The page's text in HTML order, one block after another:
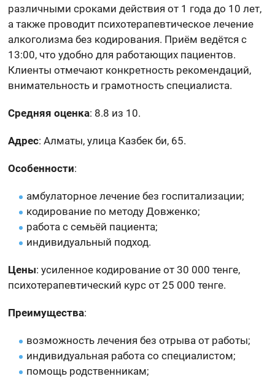
различными сроками действия от 1 года до 10 лет,
а также проводит психотерапевтическое лечение
алкоголизма без кодирования. Приём ведётся с
13:00, что удобно для работающих пациентов.
Клиенты отмечают конкретность рекомендаций,
внимательность и грамотность специалиста.
Средняя оценка: 8.8 из 10.
Адрес: Алматы, улица Казбек би, 65.
Особенности:
амбулаторное лечение без госпитализации;
кодирование по методу Довженко;
работа с семьёй пациента;
индивидуальный подход.
Цены: усиленное кодирование от 30 000 тенге,
психотерапевтический курс от 25 000 тенге.
Преимущества:
возможность лечения без отрыва от работы;
индивидуальная работа со специалистом;
помощь родственникам;